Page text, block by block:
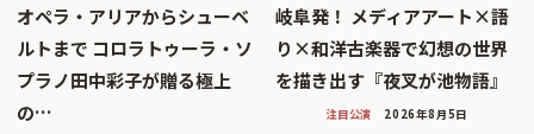
オペラ・アリアからシューベ
ルトまで コロラトゥーラ・ソ
プラノ田中彩子が贈る極上
の…
岐阜発！ メディアアート×語
り×和洋古楽器で幻想の世界
を描き出す『夜叉が池物語』
注目公演 2026年8月5日